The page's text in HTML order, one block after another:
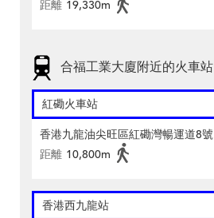
距離 19,330m
合福工業大廈附近的火車站
紅磡火車站
香港九龍油尖旺區紅磡灣暢運道8號
距離 10,800m
香港西九龍站